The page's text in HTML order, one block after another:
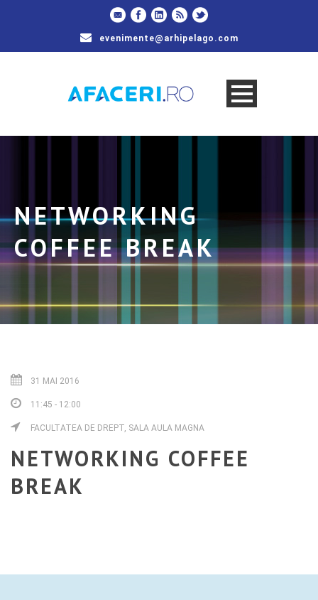
evenimente@arhipelago.com
NETWORKING
COFFEE BREAK
31 MAI 2016
11:45 - 12:00
FACULTATEA DE DREPT, SALA AULA MAGNA
NETWORKING COFFEE
BREAK